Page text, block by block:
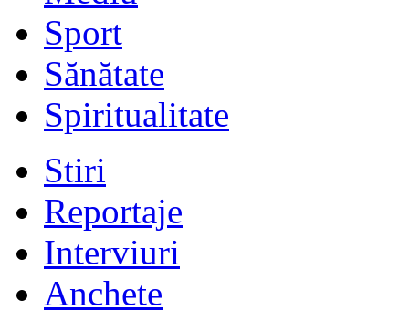
Sport
Sănătate
Spiritualitate
Stiri
Reportaje
Interviuri
Anchete